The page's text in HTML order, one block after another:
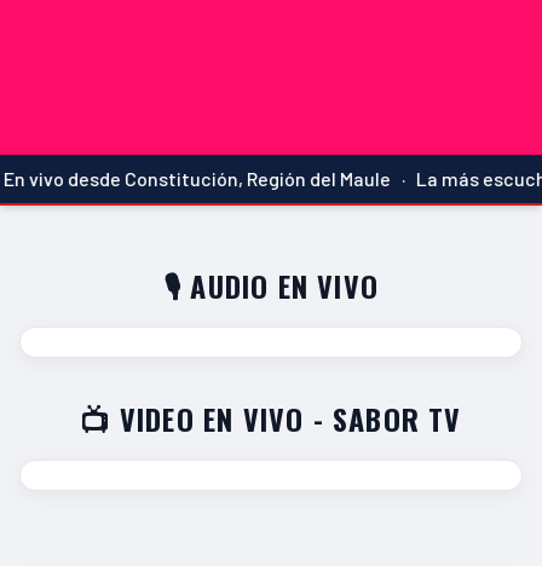
vivo desde Constitución, Región del Maule · La más
🎙️ AUDIO EN VIVO
📺 VIDEO EN VIVO - SABOR TV